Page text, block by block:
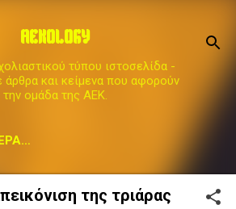
AEKOLOGY
τύπου ιστοσελίδα -
άρθρα και κείμενα που αφορούν
την ομάδα της ΑΕΚ.
της τριάρας